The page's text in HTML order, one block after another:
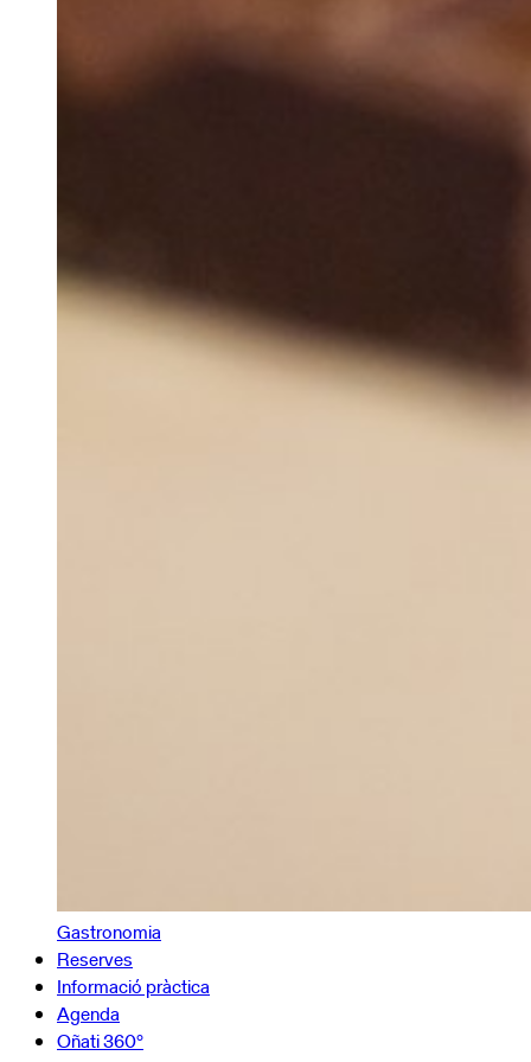
Gastronomia
Reserves
Informació pràctica
Agenda
Oñati 360º